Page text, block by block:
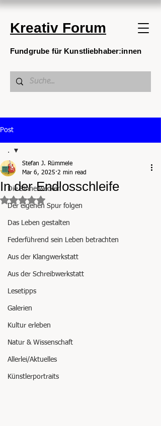
Kreativ Forum
Fundgrube für Kunstliebhaber:innen
Post
.
Die Sinne wecken
Der eigenen Spur folgen
Das Leben gestalten
Federführend sein Leben betrachten
Aus der Klangwerkstatt
Aus der Schreibwerkstatt
Lesetipps
Galerien
Kultur erleben
Natur & Wissenschaft
Allerlei/Aktuelles
Künstlerportraits
.
In der Endlosschleife
Stefan J. Rümmele
Mar 6, 2025 2 min read
Rated NaN out of 5 stars.